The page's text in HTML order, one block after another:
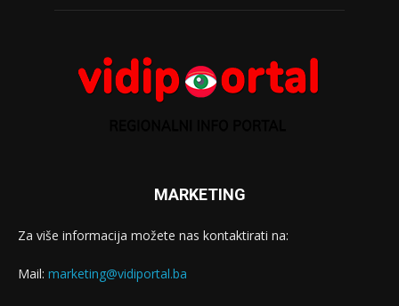
MARKETING
Za više informacija možete nas kontaktirati na:
Mail: marketing@vidiportal.ba